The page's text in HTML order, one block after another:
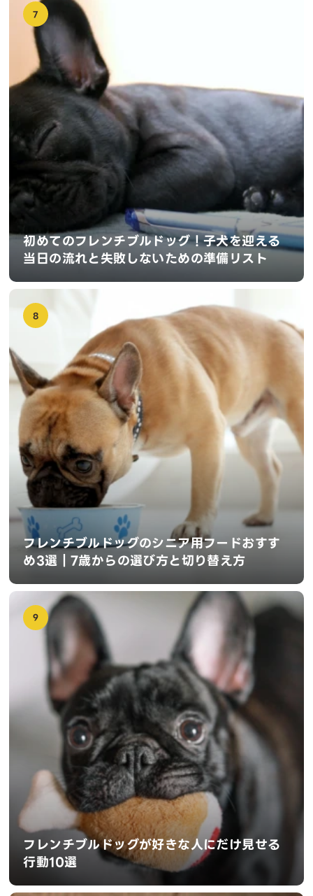
7
初めてのフレンチブルドッグ！子犬を迎える
当日の流れと失敗しないための準備リスト
8
フレンチブルドッグのシニア用フードおすす
め3選｜7歳からの選び方と切り替え方
9
フレンチブルドッグが好きな人にだけ見せる
行動10選